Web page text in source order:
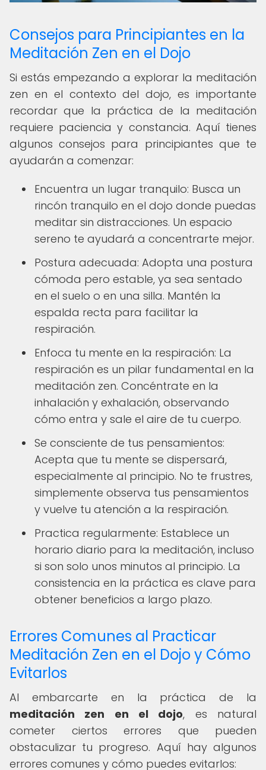
Consejos para Principiantes en la
Meditación Zen en el Dojo
Si estás empezando a explorar la meditación
zen en el contexto del dojo, es importante
recordar que la práctica de la meditación
requiere paciencia y constancia. Aquí tienes
algunos consejos para principiantes que te
ayudarán a comenzar:
Encuentra un lugar tranquilo: Busca un
rincón tranquilo en el dojo donde puedas
meditar sin distracciones. Un espacio
sereno te ayudará a concentrarte mejor.
Postura adecuada: Adopta una postura
cómoda pero estable, ya sea sentado
en el suelo o en una silla. Mantén la
espalda recta para facilitar la
respiración.
Enfoca tu mente en la respiración: La
respiración es un pilar fundamental en la
meditación zen. Concéntrate en la
inhalación y exhalación, observando
cómo entra y sale el aire de tu cuerpo.
Se consciente de tus pensamientos:
Acepta que tu mente se dispersará,
especialmente al principio. No te frustres,
simplemente observa tus pensamientos
y vuelve tu atención a la respiración.
Practica regularmente: Establece un
horario diario para la meditación, incluso
si son solo unos minutos al principio. La
consistencia en la práctica es clave para
obtener beneficios a largo plazo.
Errores Comunes al Practicar
Meditación Zen en el Dojo y Cómo
Evitarlos
Al embarcarte en la práctica de la
meditación zen en el dojo, es natural
cometer ciertos errores que pueden
obstaculizar tu progreso. Aquí hay algunos
errores comunes y cómo puedes evitarlos: